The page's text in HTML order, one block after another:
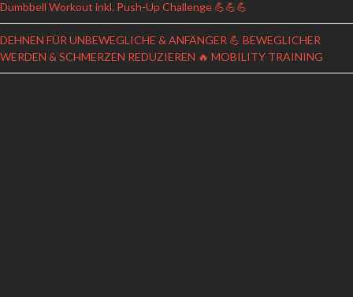
Dumbbell Workout inkl. Push-Up Challenge 💪💪💪
DEHNEN FÜR UNBEWEGLICHE & ANFÄNGER 💪 BEWEGLICHER
WERDEN & SCHMERZEN REDUZIEREN 🔥 MOBILITY TRAINING